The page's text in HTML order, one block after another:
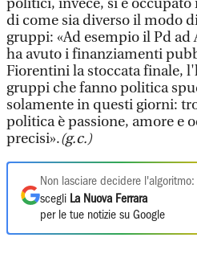
politici, invece, si è occupato
di come sia diverso il modo
gruppi: «Ad esempio il Pd
ha avuto i finanziamenti
Fiorentini la stoccata finale,
gruppi che fanno politica
solamente in questi giorni:
politica è passione, amore e
precisi».(g.c.)
Non lasciare decidere l'algoritmo:
scegli La Nuova Ferrara
per le tue notizie su Google